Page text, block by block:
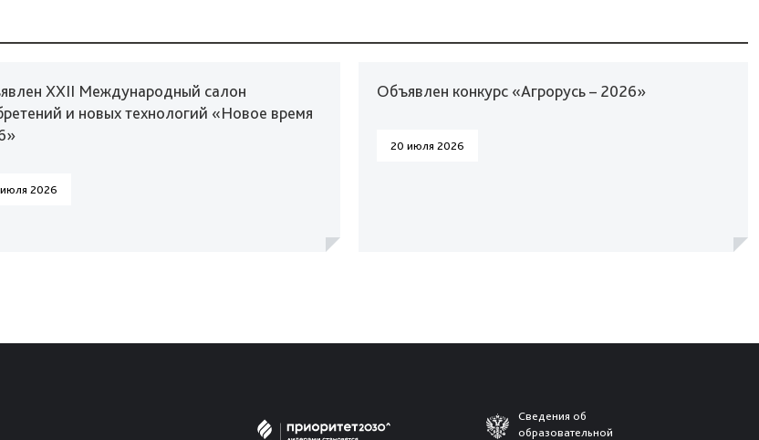
XXII Международный салон
и новых технологий «Новое время
2026
Объявлен конкурс «Агрорусь – 2026»
20 июля 2026
Сведения об
образовательной